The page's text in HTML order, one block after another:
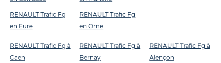
RENAULT Trafic Fg
en Eure
RENAULT Trafic Fg
en Orne
RENAULT Trafic Fg à
Caen
RENAULT Trafic Fg à
Bernay
RENAULT Trafic Fg à
Alençon